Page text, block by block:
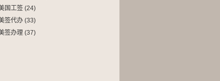
国工签 (24)
签代办 (33)
签办理 (37)